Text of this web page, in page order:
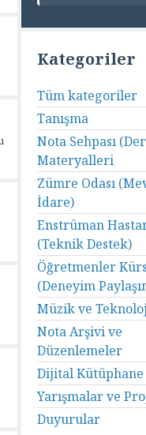
Kategoriler
Tüm kategoriler
Tanışma
Nota Sehpası
Materyalleri
Zümre Odası
İdare)
Enstrüman
(Teknik Destek)
Öğretmenler
(Deneyim
Müzik ve
Nota Arşivi ve
Düzenlemeler
Dijital Kütüphane
Yarışmalar ve
Duyurular